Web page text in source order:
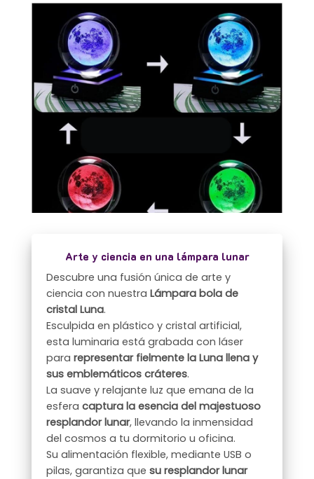
Arte y ciencia en una lámpara lunar
Descubre una fusión única de arte y
ciencia con nuestraLámpara bola de
cristal Luna.
Esculpida en plástico y cristal artificial,
esta luminaria está grabada con láser
pararepresentar fielmente la Luna llena y
sus emblemáticos cráteres.
La suave y relajante luz que emana de la
esferacaptura la esencia del majestuoso
resplandor lunar, llevando la inmensidad
del cosmos a tu dormitorio u oficina.
Su alimentación flexible, mediante USB o
pilas, garantiza quesu resplandor lunar